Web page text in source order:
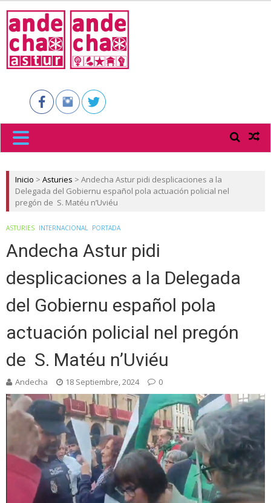
ASTUR
Inicio > Asturies > Andecha Astur pidi desplicaciones a la
Delegada del Gobiernu español pola actuación policial nel
pregón de S. Matéu n’Uviéu
ASTURIES INTERNACIONAL PORTADA
Andecha Astur pidi
desplicaciones a la Delegada
del Gobiernu español pola
actuación policial nel pregón
de S. Matéu n’Uviéu
Andecha 18 Septiembre, 2024 0